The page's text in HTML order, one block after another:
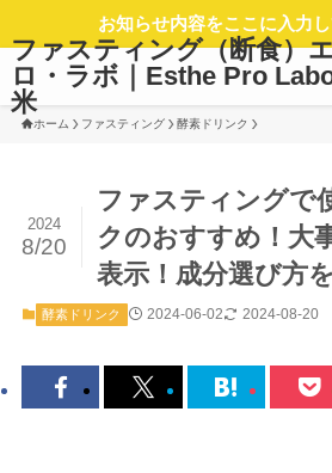
お知らせ内容をここに入力し
ファスティング（断食）
ロ・ラボ｜Esthe Pro
米
ホーム ファスティング 酵素ドリンク
ファスティングで
クのおすすめ！大
表示！成分選び方
2024
8/20
酵素ドリンク 2024-06-02 2024-08-20